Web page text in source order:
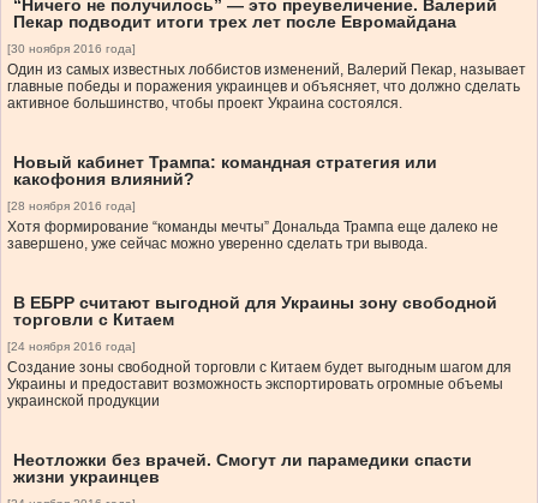
“Ничего не получилось” — это преувеличение. Валерий
Пекар подводит итоги трех лет после Евромайдана
[30 ноября 2016 года]
Один из самых известных лоббистов изменений, Валерий Пекар, называет
главные победы и поражения украинцев и объясняет, что должно сделать
активное большинство, чтобы проект Украина состоялся.
Новый кабинет Трампа: командная стратегия или
какофония влияний?
[28 ноября 2016 года]
Хотя формирование “команды мечты” Дональда Трампа еще далеко не
завершено, уже сейчас можно уверенно сделать три вывода.
В ЕБРР считают выгодной для Украины зону свободной
торговли с Китаем
[24 ноября 2016 года]
Создание зоны свободной торговли с Китаем будет выгодным шагом для
Украины и предоставит возможность экспортировать огромные объемы
украинской продукции
Неотложки без врачей. Смогут ли парамедики спасти
жизни украинцев